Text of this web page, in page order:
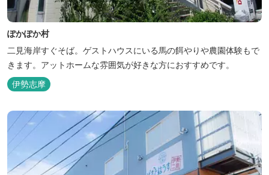
ぽかぽか村
二見海岸すぐそば。ゲストハウスにいる馬の餌やりや農園体験もで
きます。アットホームな雰囲気が好きな方におすすめです。
伊勢志摩